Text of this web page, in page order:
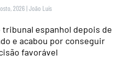
2026 |João Luís
espanhol depois de
e acabou por conseguir
favorável